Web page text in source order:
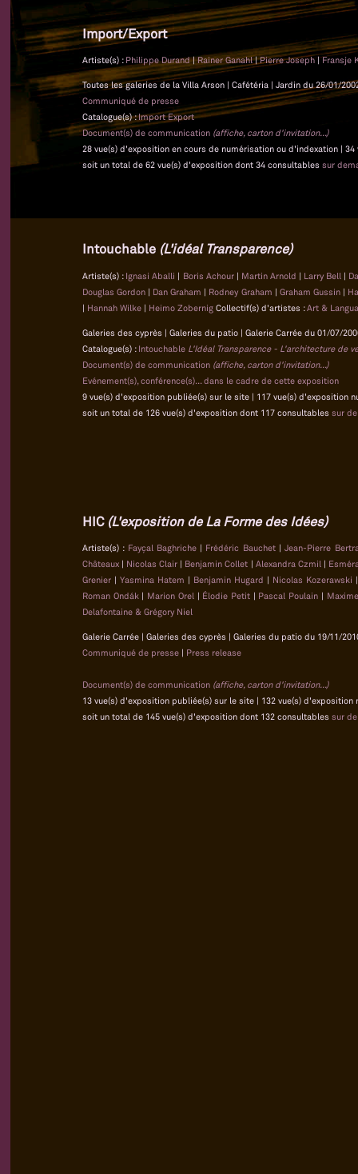
Import/Export
Artiste(s) : Philippe Durand|Rainer Ganahl|Pierre Joseph |Fransje
Toutes les galeries de la Villa Arson | Cafétéria | Jardin du 26/01/
Communiqué de presse
Catalogue(s) :Import Export
Document(s) de communication (affiche, carton d'invitation...)
28 vue(s) d'exposition en cours de numérisation ou d'indexation |
soit un total de 62 vue(s) d'exposition dont 34 consultables sur
Intouchable (L'idéal Transparence)
Artiste(s) : Ignasi Aballi | Boris Achour | Martin Arnold | Larry Bell |
Douglas Gordon | Dan Graham | Rodney Graham | Graham Gussin |
| Hannah Wilke | Heimo Zobernig Collectif(s) d'artistes :Art &
Galeries des cyprès | Galeries du patio | Galerie Carrée du 01/07/
Catalogue(s) : Intouchable L'Idéal Transparence - L'architecture de
Document(s) de communication (affiche, carton d'invitation...)
Evénement(s), conférence(s)... dans le cadre de cette exposition
9 vue(s) d'exposition publiée(s) sur le site | 117 vue(s) d'exposition
soit un total de 126 vue(s) d'exposition dont 117 consultables sur
HIC(L'exposition de La Forme des Idées)
Artiste(s) : Fayçal Baghriche | Frédéric Bauchet |Jean-Pierre
Châteaux | Nicolas Clair | Benjamin Collet | Alexandra Czmil |
Grenier | Yasmina Hatem | Benjamin Hugard | Nicolas Kozerawski
Roman Ondák | Marion Orel | Élodie Petit | Pascal Poulain |
Delafontaine & Grégory Niel
Galerie Carrée | Galeries des cyprès | Galeries du patio du 19/11/
Communiqué de presse | Press release
Document(s) de communication (affiche, carton d'invitation...)
13 vue(s) d'exposition publiée(s) sur le site | 132 vue(s) d'exposition
soit un total de 145 vue(s) d'exposition dont 132 consultables sur